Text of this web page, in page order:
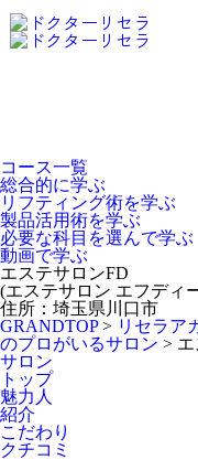
Dr.Recella Academy
について
コース一覧
総合的に学ぶ
リフティング術を学ぶ
製品活用術を学ぶ
必要な科目を選んで学ぶ
動画で学ぶ
エステサロンFD
(エステサロン エフディ
住所：埼玉県川口市
GRANDTOP> リセラア
のプロがいるサロン >
サロン
トップ
魅力人
紹介
こだわり
クチコミ